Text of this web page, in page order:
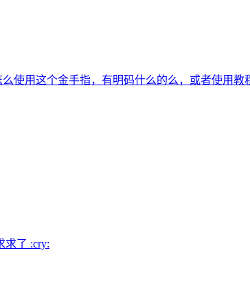
使用这个金手指，有明码什么的么，或者使用教
求了 :cry: